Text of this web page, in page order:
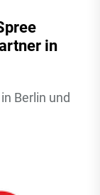
in
Berlin und